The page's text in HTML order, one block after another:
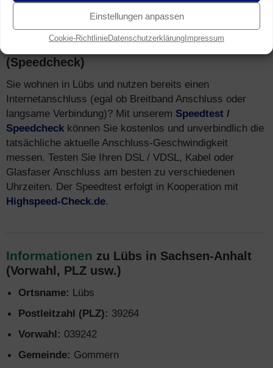
Einstellungen anpassen
Cookie-RichtlinieDatenschutzerklärung Impressum
(Speedcheck)
Sie wohnen in Lübs und nutzen bereits einen
Internetanschluss (egal ob Breitband Anschluss oder
langsame Verbindung)? Mit unserem Speedtest /
Speedcheck können Sie kostenlos und unverbindlich die
tatsächliche aktuelle Anschluss-Geschwindigkeit
messen. Testen Sie Ihren DSL / VDSL, Kabel oder
Glasfaser Anschluss am besten zu verschiedenen
Uhrzeiten. Der Speedtest erfolgt in Kooperation mit
Highspeed-Check.de.
Informationen zu Lübs in Sachsen-Anhalt
(Vorwahl, PLZ usw.)
Ortsname: Lübs
Postleitzahl (PLZ): 39264
Vorwahl: 039242
Gemeinde: Gommern